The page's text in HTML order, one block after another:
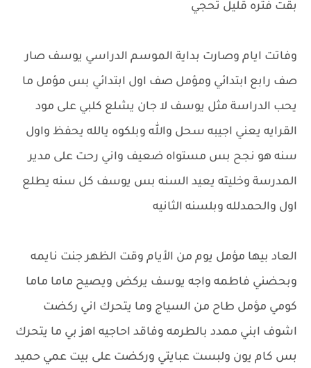
بقت فتره قليل تحجي
وفاتت ايام وصارت بداية الموسم الدراسي يوسف صار
صف رابع ابتدائي ومؤمل صف اول ابتدائي بس مؤمل ما
يحب الدراسة مثل يوسف لا جان يشلع كلبي على مود
القرايه يعني اجيبه سحل والله وبلكوه يالله يحفظ واول
سنه هو نجح بس مستواه ضعيف واني رحت على مدير
المدرسة وخليته يعيد السنه بس يوسف كل سنه يطلع
اول والحمدلله وبلسنه الثانيه
العاد بيها مؤمل يوم من الأيام وقت الظهر جنت نايمه
وبحضني فاطمه واجه يوسف يركض ويصيح ماما ماما
كومي مؤمل طاح من السياج وما يتحرك اني ركضت
اشوف ابني ممدد بالطرمه وفاقد احاجيه اهز بي ما يتحرك
بس كام يون ولبست عبايتي وركضت على بيت عمي حميد